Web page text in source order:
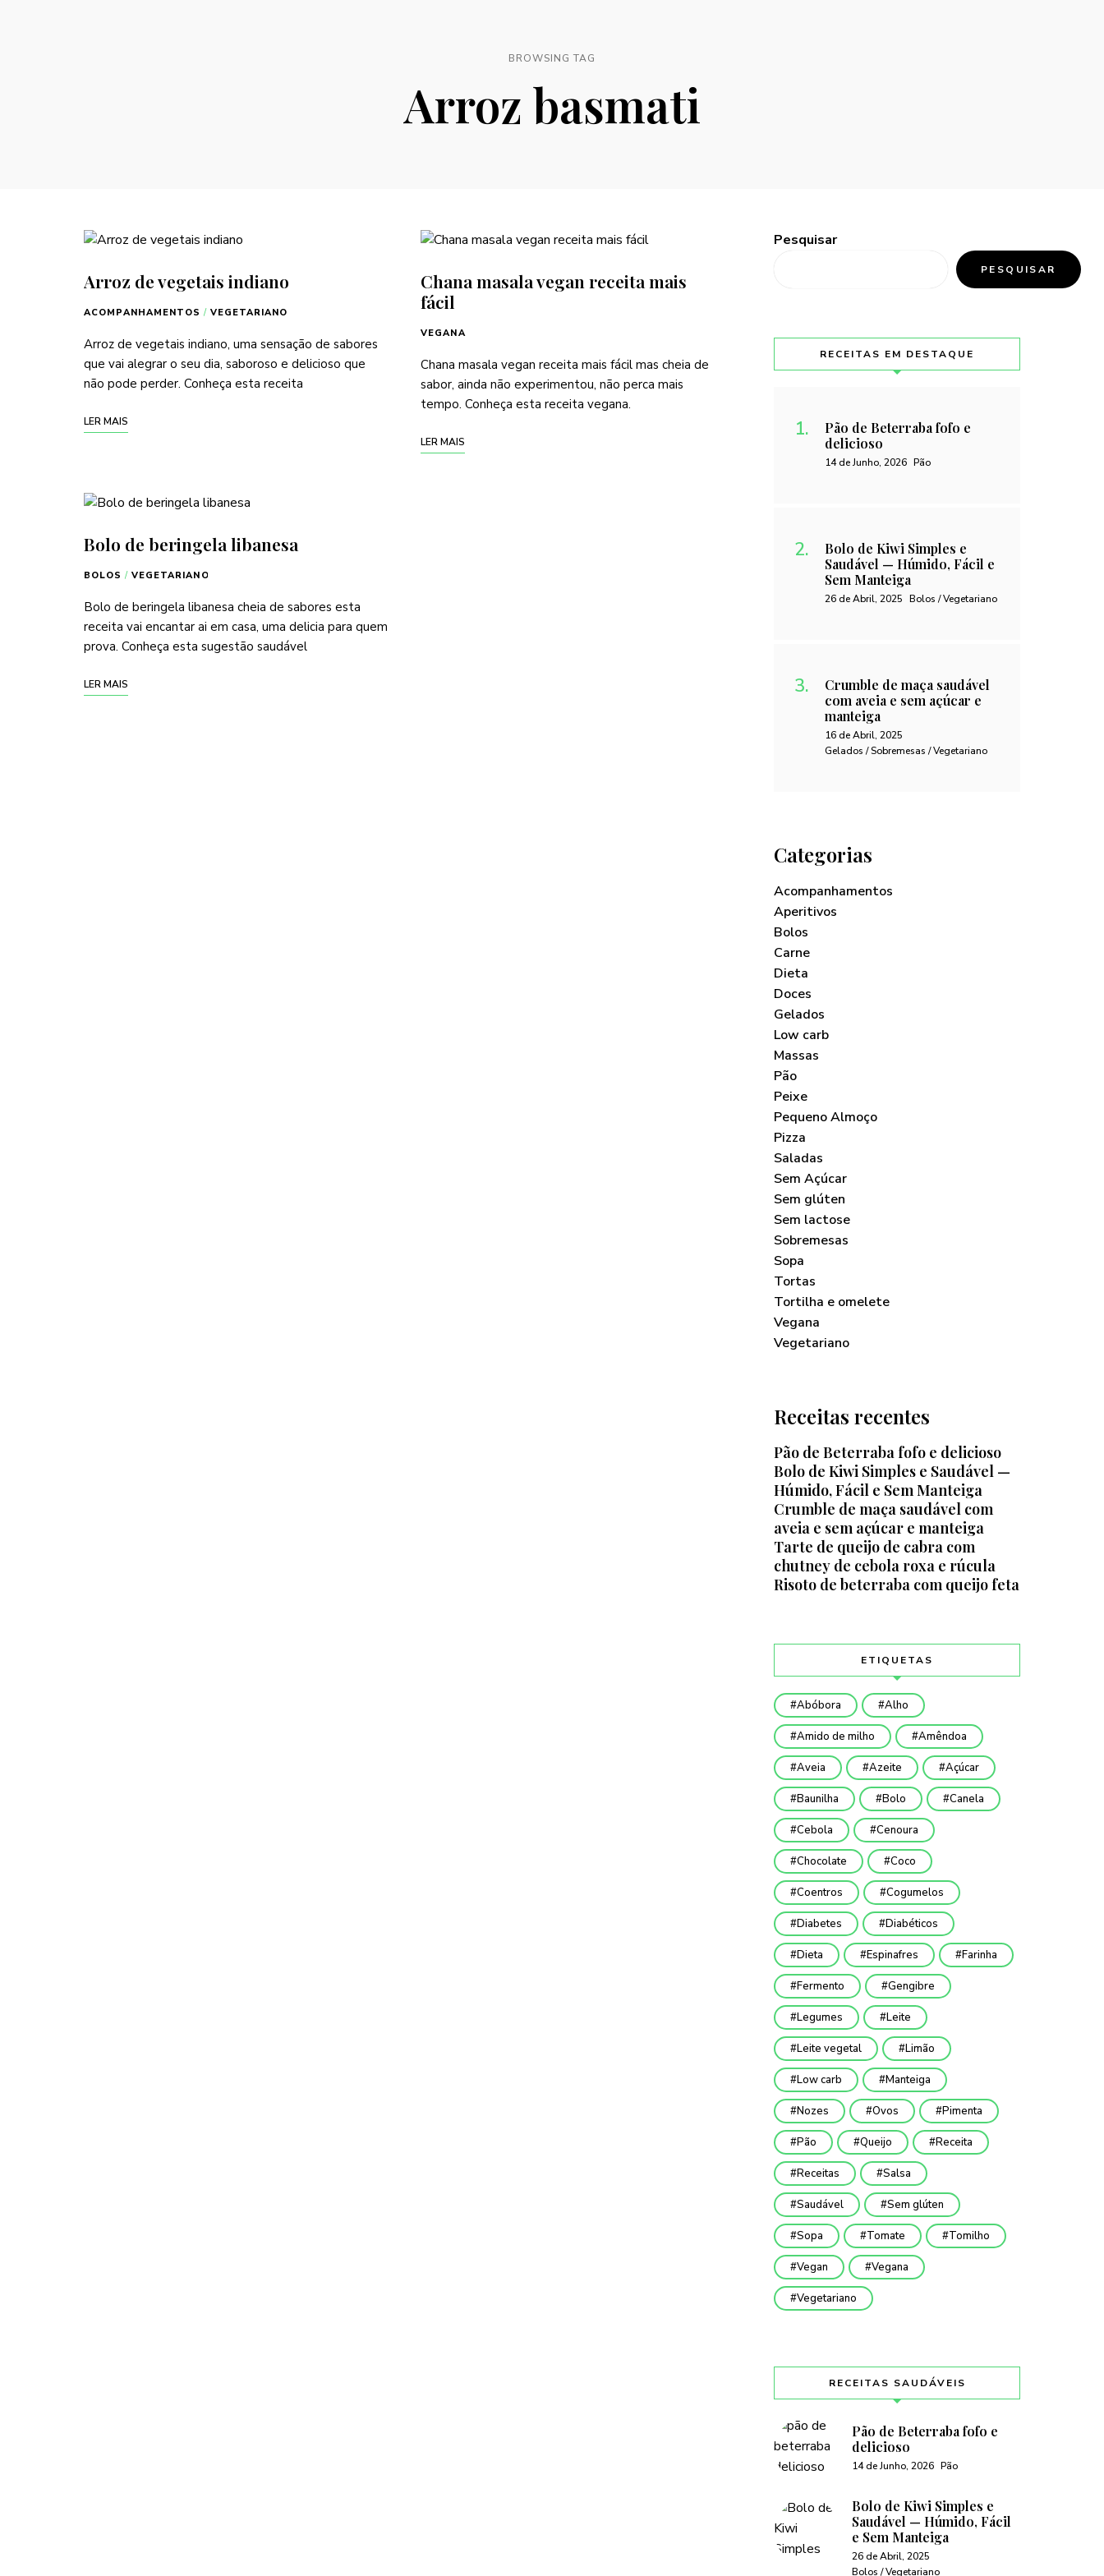
BROWSING TAG
Arroz basmati
Arroz de vegetais indiano
ACOMPANHAMENTOS / VEGETARIANO
Arroz de vegetais indiano, uma sensação de sabores
que vai alegrar o seu dia, saboroso e delicioso que
não pode perder. Conheça esta receita
LER MAIS
Bolo de beringela libanesa
BOLOS / VEGETARIANO
Bolo de beringela libanesa cheia de sabores esta
receita vai encantar ai em casa, uma delicia para quem
prova. Conheça esta sugestão saudável
LER MAIS
Chana masala vegan receita mais
fácil
VEGANA
Chana masala vegan receita mais fácil mas cheia de
sabor, ainda não experimentou, não perca mais
tempo. Conheça esta receita vegana.
LER MAIS
Pesquisar
PESQUISAR
RECEITAS EM DESTAQUE
Pão de Beterraba fofo e
delicioso
14 de Junho, 2026 Pão
Bolo de Kiwi Simples e
Saudável — Húmido, Fácil e
Sem Manteiga
26 de Abril, 2025 Bolos / Vegetariano
Crumble de maça saudável
com aveia e sem açúcar e
manteiga
16 de Abril, 2025
Gelados / Sobremesas / Vegetariano
Categorias
Acompanhamentos
Aperitivos
Bolos
Carne
Dieta
Doces
Gelados
Low carb
Massas
Pão
Peixe
Pequeno Almoço
Pizza
Saladas
Sem Açúcar
Sem glúten
Sem lactose
Sobremesas
Sopa
Tortas
Tortilha e omelete
Vegana
Vegetariano
Receitas recentes
Pão de Beterraba fofo e delicioso
Bolo de Kiwi Simples e Saudável —
Húmido, Fácil e Sem Manteiga
Crumble de maça saudável com
aveia e sem açúcar e manteiga
Tarte de queijo de cabra com
chutney de cebola roxa e rúcula
Risoto de beterraba com queijo feta
ETIQUETAS
Abóbora Alho
Amido de milho Amêndoa
Aveia Azeite Açúcar
Baunilha Bolo Canela
Cebola Cenoura
Chocolate Coco
Coentros Cogumelos
Diabetes Diabéticos
Dieta Espinafres Farinha
Fermento Gengibre
Legumes Leite
Leite vegetal Limão
Low carb Manteiga
Nozes Ovos Pimenta
Pão Queijo Receita
Receitas Salsa
Saudável Sem glúten
Sopa Tomate Tomilho
Vegan Vegana
Vegetariano
RECEITAS SAUDÁVEIS
Pão de Beterraba fofo e
delicioso
14 de Junho, 2026 Pão
Bolo de Kiwi Simples e
Saudável — Húmido, Fácil
e Sem Manteiga
26 de Abril, 2025
Bolos / Vegetariano